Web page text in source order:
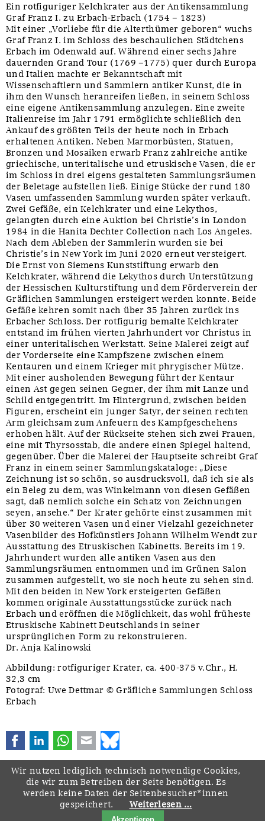
Ein rotfiguriger Kelchkrater aus der Antikensammlung
Graf Franz I. zu Erbach-Erbach (1754 – 1823)
Mit einer „Vorliebe für die Alterthümer geboren“ wuchs
Graf Franz I. im Schloss des beschaulichen Städtchens
Erbach im Odenwald auf. Während einer sechs Jahre
dauernden Grand Tour (1769 –1775) quer durch Europa
und Italien machte er Bekanntschaft mit
Wissenschaftlern und Sammlern antiker Kunst, die in
ihm den Wunsch heranreifen ließen, in seinem Schloss
eine eigene Antikensammlung anzulegen. Eine zweite
Italienreise im Jahr 1791 ermöglichte schließlich den
Ankauf des größten Teils der heute noch in Erbach
erhaltenen Antiken. Neben Marmorbüsten, Statuen,
Bronzen und Mosaiken erwarb Franz zahlreiche antike
griechische, unteritalische und etruskische Vasen, die er
im Schloss in drei eigens gestalteten Sammlungsräumen
der Beletage aufstellen ließ. Einige Stücke der rund 180
Vasen umfassenden Sammlung wurden später verkauft.
Zwei Gefäße, ein Kelchkrater und eine Lekythos,
gelangten durch eine Auktion bei Christie’s in London
1984 in die Hanita Dechter Collection nach Los Angeles.
Nach dem Ableben der Sammlerin wurden sie bei
Christie’s in New York im Juni 2020 erneut versteigert.
Die Ernst von Siemens Kunststiftung erwarb den
Kelchkrater, während die Lekythos durch Unterstützung
der Hessischen Kulturstiftung und dem Förderverein der
Gräflichen Sammlungen ersteigert werden konnte. Beide
Gefäße kehren somit nach über 35 Jahren zurück ins
Erbacher Schloss. Der rotfigurig bemalte Kelchkrater
entstand im frühen vierten Jahrhundert vor Christus in
einer unteritalischen Werkstatt. Seine Malerei zeigt auf
der Vorderseite eine Kampfszene zwischen einem
Kentauren und einem Krieger mit phrygischer Mütze.
Mit einer ausholenden Bewegung führt der Kentaur
einen Ast gegen seinen Gegner, der ihm mit Lanze und
Schild entgegentritt. Im Hintergrund, zwischen beiden
Figuren, erscheint ein junger Satyr, der seinen rechten
Arm gleichsam zum Anfeuern des Kampfgeschehens
erhoben hält. Auf der Rückseite stehen sich zwei Frauen,
eine mit Thyrsosstab, die andere einen Spiegel haltend,
gegenüber. Über die Malerei der Hauptseite schreibt Graf
Franz in einem seiner Sammlungskataloge: „Diese
Zeichnung ist so schön, so ausdrucksvoll, daß ich sie als
ein Beleg zu dem, was Winkelmann von diesen Gefäßen
sagt, daß nemlich solche ein Schatz von Zeichnungen
seyen, ansehe.“ Der Krater gehörte einst zusammen mit
über 30 weiteren Vasen und einer Vielzahl gezeichneter
Vasenbilder des Hofkünstlers Johann Wilhelm Wendt zur
Ausstattung des Etruskischen Kabinetts. Bereits im 19.
Jahrhundert wurden alle antiken Vasen aus den
Sammlungsräumen entnommen und im Grünen Salon
zusammen aufgestellt, wo sie noch heute zu sehen sind.
Mit den beiden in New York ersteigerten Gefäßen
kommen originale Ausstattungsstücke zurück nach
Erbach und eröffnen die Möglichkeit, das wohl früheste
Etruskische Kabinett Deutschlands in seiner
ursprünglichen Form zu rekonstruieren.
Dr. Anja Kalinowski
Abbildung: rotfiguriger Krater, ca. 400-375 v.Chr., H.
32,3 cm
Fotograf: Uwe Dettmar © Gräfliche Sammlungen Schloss
Erbach
FacebookLinkedInWhatsApp
E-mail
Navigation
Startseite Downloads Kontakt Impressum
Wir nutzen lediglich technisch notwendige Cookies,
die wir zum Betreiben der Seite benötigen. Es
werden keine Daten der Seitenbesucher*innen
gespeichert.
Weiterlesen …